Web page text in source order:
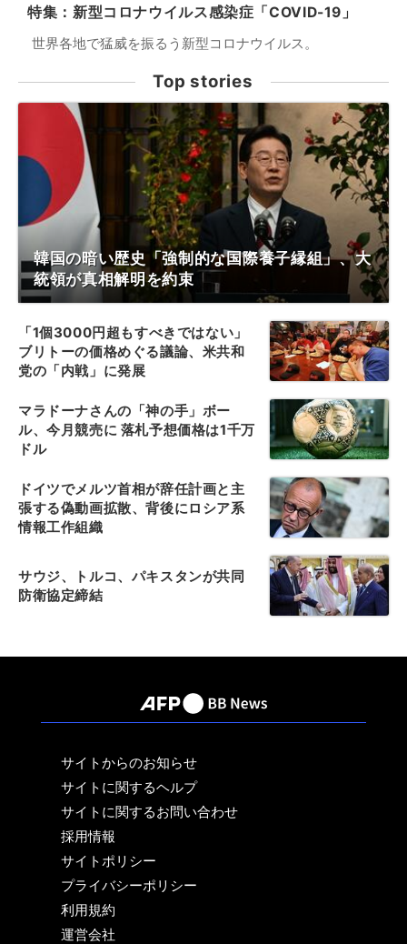
特集：新型コロナウイルス感染症「COVID-19」
世界各地で猛威を振るう新型コロナウイルス。
Top stories
韓国の暗い歴史「強制的な国際養子縁組」、大
統領が真相解明を約束
「1個3000円超もすべきではない」
ブリトーの価格めぐる議論、米共和
党の「内戦」に発展
マラドーナさんの「神の手」ボー
ル、今月競売に 落札予想価格は1千万
ドル
ドイツでメルツ首相が辞任計画と主
張する偽動画拡散、背後にロシア系
情報工作組織
サウジ、トルコ、パキスタンが共同
防衛協定締結
サイトからのお知らせ
サイトに関するヘルプ
サイトに関するお問い合わせ
採用情報
サイトポリシー
プライバシーポリシー
利用規約
運営会社